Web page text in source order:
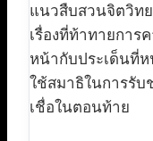
แนวสืบสวนจิตวิท
เรื่องที่ท้าทายการ
หน้ากับประเด็นที่
ใช้สมาธิในการรั
เชื่อในตอนท้าย